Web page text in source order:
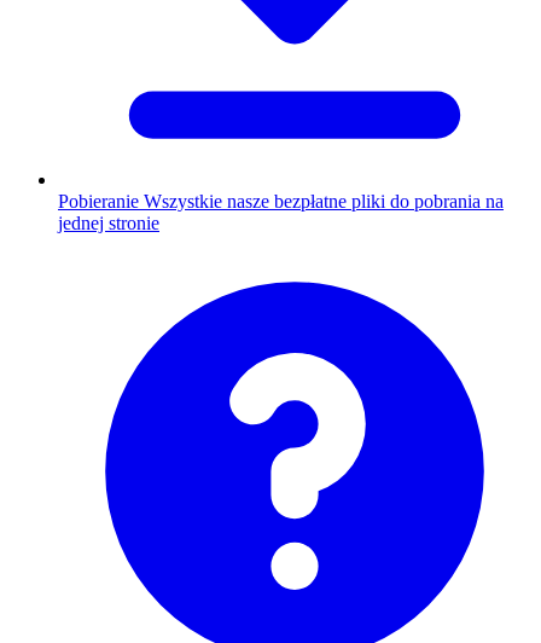
Pobieranie Wszystkie nasze bezpłatne pliki do pobrania na
jednej stronie